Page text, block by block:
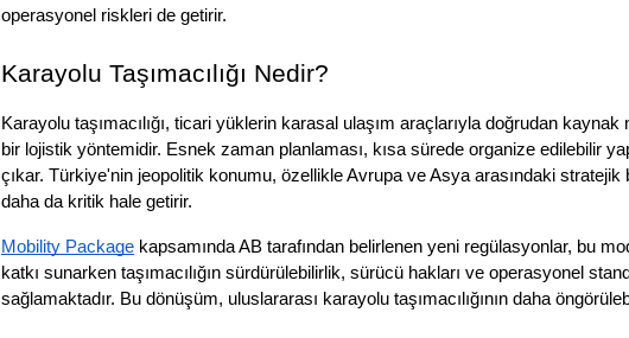
operasyonel riskleri de getirir.
Karayolu Taşımacılığı Nedir?
Karayolu taşımacılığı, ticari yüklerin karasal ulaşım araçlarıyla doğrudan
bir lojistik yöntemidir. Esnek zaman planlaması, kısa sürede organize edilebilir
çıkar. Türkiye'nin jeopolitik konumu, özellikle Avrupa ve Asya arasındaki stratejik
daha da kritik hale getirir.
Mobility Package kapsamında AB tarafından belirlenen yeni regülasyonlar, bu
katkı sunarken taşımacılığın sürdürülebilirlik, sürücü hakları ve operasyonel
sağlamaktadır. Bu dönüşüm, uluslararası karayolu taşımacılığının daha